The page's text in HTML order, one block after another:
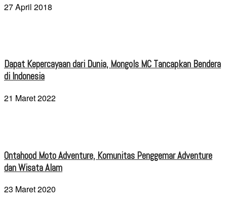
27 April 2018
Dapat Kepercayaan dari Dunia, Mongols MC Tancapkan Bendera
di Indonesia
21 Maret 2022
Ontahood Moto Adventure, Komunitas Penggemar Adventure
dan Wisata Alam
23 Maret 2020